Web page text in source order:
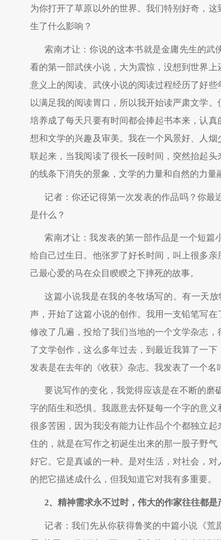
为你打开了草原以外的世界。我们特别好奇，
生了什么影响？
索南才让：你说的这本书就是金庸先生的
看的第一部武侠小说，大为震惊，没想到世界
意义上的阅读。武侠小说的阅读过程经历了好
以满足我的阅读胃口，所以我开始读严肃文学
培养成了每天只要有时间都会捧起书本来，认
想和文学的兴趣及审美。我在一个风景好、人
联起来，当我阅读了很长一段时间，突然抬起
的线条下消失的景象，文学的力量和自然的力
记者：你还记得第一次发表的作品吗？你最
是什么？
索南才让：我发表的第一部作品是一个短
给自己过生日。他张罗了好长时间，叫上很多
己最心爱的马在众目睽睽之下摔死的故事。
这篇小说我是在我的冬牧场写的。有一天
声，开始了这篇小说的创作。我用一支铅笔写
修改了几遍，投给了我们当地的一个文学杂志
了文学创作，这么多年过去，到最近我算了一
发表是在去年的《收获》杂志。我发表了一个
要说写作的变化，我觉得应该是在不断的磨
字的陌生和恐惧。我愿意去怀疑每一个字的意
很多苦困，因为我没有能力让作品个个都独立
住的，就是在写作之初诞生出来的那一股子野
好它。它是真诚的一种。是对生活，对社会，
的把它描述成什么，但我知道它对我有多重要。
2、精神需求永不过时，伟大的作家往往都
记者：我们先从你获得鲁奖的中篇小说《荒